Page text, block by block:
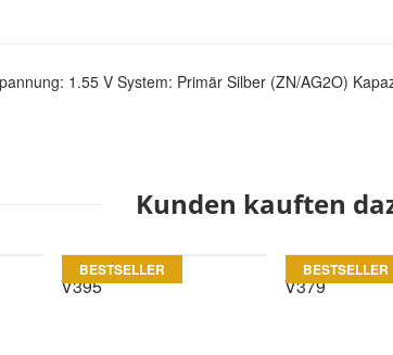
1.55 V System: Primär Silber (ZN/AG2O)
Kunden kauften
BESTSELLER
V395
BESTSELLER
V379